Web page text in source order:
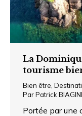
La
tourisme
Bien être
ParPatrick BIAGINI
Portée par une